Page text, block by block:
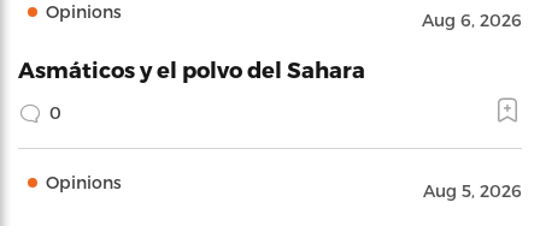
Opinions Aug 6, 2026
Asmáticos y el polvo del Sahara
0
Opinions Aug 5, 2026